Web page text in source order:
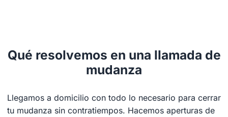
Qué resolvemos en una llamada de
mudanza
Llegamos a domicilio con todo lo necesario para cerrar
tu mudanza sin contratiempos. Hacemos aperturas de